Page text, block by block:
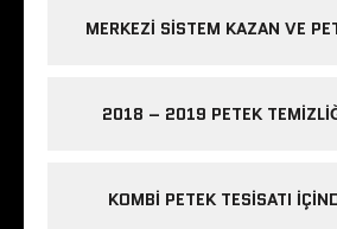
MERKEZI SISTEM KAZAN VE
2018 – 2019 PETEK
KOMBI PETEK TESISATI